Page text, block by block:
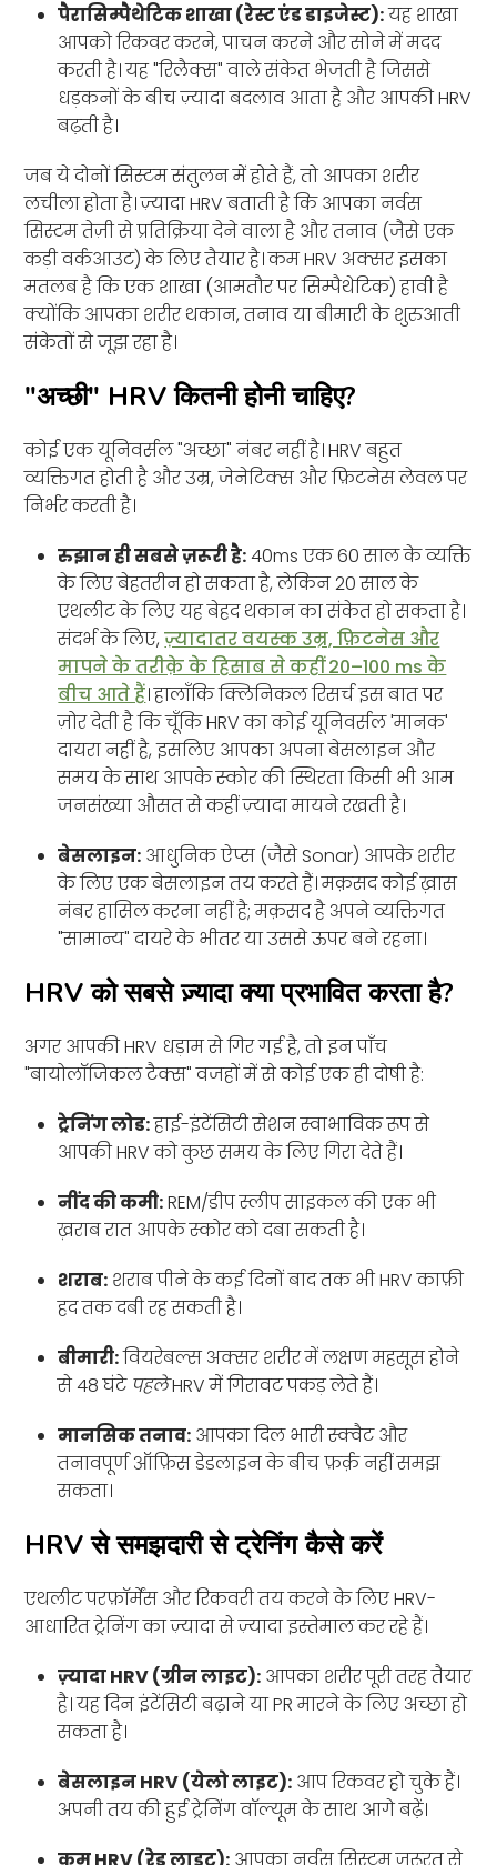
पैरासिम्पैथेटिक शाखा (रेस्ट एंड डाइजेस्ट):यह शाखा
आपको रिकवर करने, पाचन करने और सोने में मदद
करती है। यह "रिलैक्स" वाले संकेत भेजती है जिससे
धड़कनों के बीच ज़्यादा बदलाव आता है और आपकी HRV
बढ़ती है।
जब ये दोनों सिस्टम संतुलन में होते हैं, तो आपका शरीर
लचीला होता है। ज़्यादा HRV बताती है कि आपका नर्वस
सिस्टम तेज़ी से प्रतिक्रिया देने वाला है और तनाव (जैसे एक
कड़ी वर्कआउट) के लिए तैयार है। कम HRV अक्सर इसका
मतलब है कि एक शाखा (आमतौर पर सिम्पैथेटिक) हावी है
क्योंकि आपका शरीर थकान, तनाव या बीमारी के शुरुआती
संकेतों से जूझ रहा है।
"अच्छी" HRV कितनी होनी चाहिए?
कोई एक यूनिवर्सल "अच्छा" नंबर नहीं है। HRV बहुत
व्यक्तिगत होती है और उम्र, जेनेटिक्स और फ़िटनेस लेवल पर
निर्भर करती है।
रुझान ही सबसे ज़रूरी है:40ms एक 60 साल के व्यक्ति
के लिए बेहतरीन हो सकता है, लेकिन 20 साल के
एथलीट के लिए यह बेहद थकान का संकेत हो सकता है।
संदर्भ के लिए,ज़्यादातर वयस्क उम्र, फ़िटनेस और
मापने के तरीक़े के हिसाब से कहीं 20–100 ms के
बीच आते हैं। हालाँकि क्लिनिकल रिसर्च इस बात पर
ज़ोर देती है कि चूँकि HRV का कोई यूनिवर्सल 'मानक'
दायरा नहीं है, इसलिए आपका अपना बेसलाइन और
समय के साथ आपके स्कोर की स्थिरता किसी भी आम
जनसंख्या औसत से कहीं ज़्यादा मायने रखती है।
बेसलाइन: आधुनिक ऐप्स (जैसे Sonar) आपके शरीर
के लिए एक बेसलाइन तय करते हैं। मक़सद कोई ख़ास
नंबर हासिल करना नहीं है; मक़सद है अपने व्यक्तिगत
"सामान्य" दायरे के भीतर या उससे ऊपर बने रहना।
HRV को सबसे ज़्यादा क्या प्रभावित करता है?
अगर आपकी HRV धड़ाम से गिर गई है, तो इन पाँच
"बायोलॉजिकल टैक्स" वजहों में से कोई एक ही दोषी है:
ट्रेनिंग लोड:हाई-इंटेंसिटी सेशन स्वाभाविक रूप से
आपकी HRV को कुछ समय के लिए गिरा देते हैं।
नींद की कमी:REM/डीप स्लीप साइकल की एक भी
ख़राब रात आपके स्कोर को दबा सकती है।
शराब: शराब पीने के कई दिनों बाद तक भी HRV काफ़ी
हद तक दबी रह सकती है।
बीमारी:वियरेबल्स अक्सर शरीर में लक्षण महसूस होने
से 48 घंटे पहलेHRV में गिरावट पकड़ लेते हैं।
मानसिक तनाव: आपका दिल भारी स्क्वैट और
तनावपूर्ण ऑफ़िस डेडलाइन के बीच फ़र्क़ नहीं समझ
सकता।
HRV से समझदारी से ट्रेनिंग कैसे करें
एथलीट परफ़ॉर्मेंस और रिकवरी तय करने के लिए HRV-
आधारित ट्रेनिंग का ज़्यादा से ज़्यादा इस्तेमाल कर रहे हैं।
ज़्यादा HRV (ग्रीन लाइट): आपका शरीर पूरी तरह तैयार
है। यह दिन इंटेंसिटी बढ़ाने या PR मारने के लिए अच्छा हो
सकता है।
बेसलाइन HRV (येलो लाइट): आप रिकवर हो चुके हैं।
अपनी तय की हुई ट्रेनिंग वॉल्यूम के साथ आगे बढ़ें।
कम HRV (रेड लाइट): आपका नर्वस सिस्टम ज़रूरत से